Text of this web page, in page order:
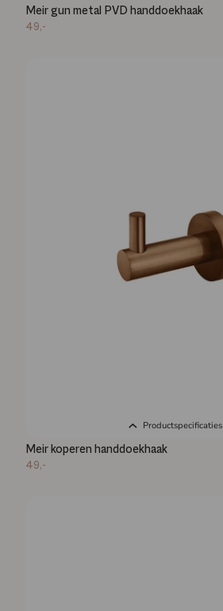
Meir gun metal PVD handdoekhaak
49,-
Productspecificaties
Meir koperen handdoekhaak
49,-